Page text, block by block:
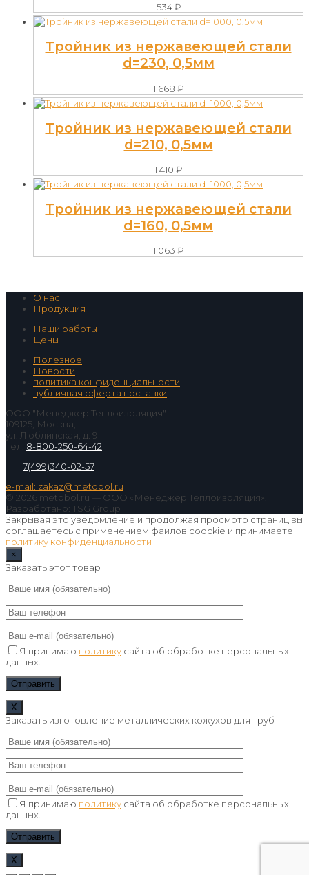
534₽
Тройник из нержавеющей стали
d=230, 0,5мм
1 668 ₽
Тройник из нержавеющей стали
d=210, 0,5мм
1 410 ₽
Тройник из нержавеющей стали
d=160, 0,5мм
1 063 ₽
О нас
Продукция
Наши работы
Цены
Полезное
Новости
политика конфиденциальности
публичная оферта поставки
ООО "Менеджер Теплоизоляция"
109125, Москва,
ул. Люблинская, д. 9
тел. 8-800-250-64-42
7(499)340-02-57
e-mail: zakaz@metobol.ru
© 2026 metobol.ru — ООО «Менеджер Теплоизоляция».
Разработано: TSG Group
Закрывая это уведомление и продолжая просмотр страниц вы
соглашаетесь с применением файлов coockie и принимаете
политику конфиденциальности
×
Заказать этот товар
Я принимаю политику сайта об обработке персональных
данных.
Х
Заказать изготовление металлических кожухов для труб
Я принимаю политику сайта об обработке персональных
данных.
Х